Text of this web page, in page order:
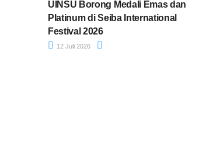
UINSU Borong Medali Emas dan
Platinum di Seiba International
Festival 2026
12 Juli 2026